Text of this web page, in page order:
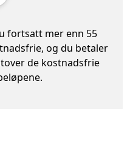
fortsatt mer enn 55
og du betaler
de kostnadsfrie